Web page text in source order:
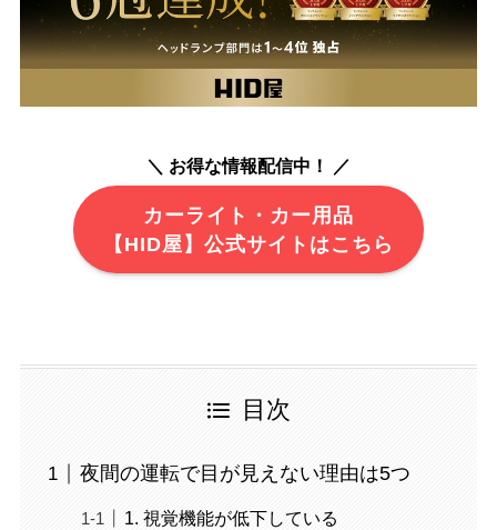
＼ お得な情報配信中！ ／
カーライト・カー用品
【HID屋】公式サイトはこちら
目次
夜間の運転で目が見えない理由は5つ
1. 視覚機能が低下している